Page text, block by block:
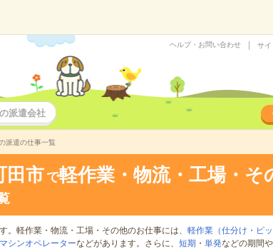
ヘルプ・お問い合わせ サイ
派遣会社
派遣の仕事一覧
田市 で軽作業・物流・工場・そ
。軽作業・物流・工場・その他のお仕事には、 軽作業（仕分け・ピ
マシンオペレーターなどがあります。さらに、 短期 ・ 単発などの期間や